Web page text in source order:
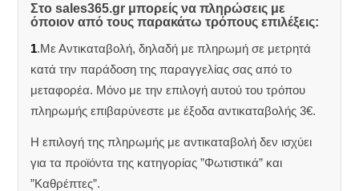
Στο sales365.gr μπορείς να πληρώσεις με
όποιον από τους παρακάτω τρόπους επιλέξεις:
1.Με Αντικαταβολή, δηλαδή με πληρωμή σε μετρητά
κατά την παράδοση της παραγγελίας σας από το
μεταφορέα. Μόνο με την επιλογή αυτού του τρόπου
πληρωμής επιβαρύνεστε με έξοδα αντικαταβολής 3€.
Η επιλογή της πληρωμής με αντικαταβολή δεν ισχύει
για τα προϊόντα της κατηγορίας ”Φωτιστικά” και
”Καθρέπτες”.